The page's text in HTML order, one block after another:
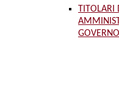
TITOLARI
GOVERNO